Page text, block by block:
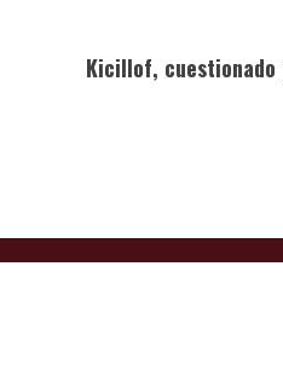
Kicillof,